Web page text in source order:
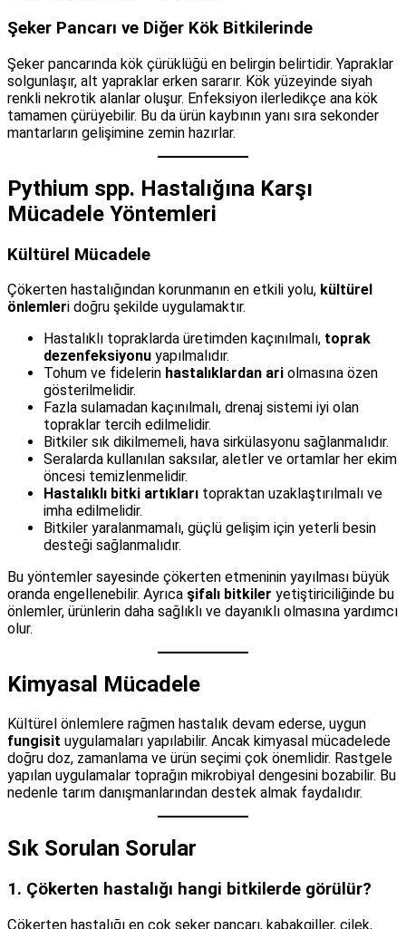
Şeker Pancarı ve Diğer Kök Bitkilerinde
Şeker pancarında kök çürüklüğü en belirgin belirtidir. Yapraklar
solgunlaşır, alt yapraklar erken sararır. Kök yüzeyinde siyah
renkli nekrotik alanlar oluşur. Enfeksiyon ilerledikçe ana kök
tamamen çürüyebilir. Bu da ürün kaybının yanı sıra sekonder
mantarların gelişimine zemin hazırlar.
Pythium spp. Hastalığına Karşı
Mücadele Yöntemleri
Kültürel Mücadele
Çökerten hastalığından korunmanın en etkili yolu, kültürel
önlemleri doğru şekilde uygulamaktır.
Hastalıklı topraklarda üretimden kaçınılmalı, toprak
dezenfeksiyonu yapılmalıdır.
Tohum ve fidelerin hastalıklardan ari olmasına özen
gösterilmelidir.
Fazla sulamadan kaçınılmalı, drenaj sistemi iyi olan
topraklar tercih edilmelidir.
Bitkiler sık dikilmemeli, hava sirkülasyonu sağlanmalıdır.
Seralarda kullanılan saksılar, aletler ve ortamlar her ekim
öncesi temizlenmelidir.
Hastalıklı bitki artıkları topraktan uzaklaştırılmalı ve
imha edilmelidir.
Bitkiler yaralanmamalı, güçlü gelişim için yeterli besin
desteği sağlanmalıdır.
Bu yöntemler sayesinde çökerten etmeninin yayılması büyük
oranda engellenebilir. Ayrıca şifalı bitkiler yetiştiriciliğinde bu
önlemler, ürünlerin daha sağlıklı ve dayanıklı olmasına yardımcı
olur.
Kimyasal Mücadele
Kültürel önlemlere rağmen hastalık devam ederse, uygun
fungisit uygulamaları yapılabilir. Ancak kimyasal mücadelede
doğru doz, zamanlama ve ürün seçimi çok önemlidir. Rastgele
yapılan uygulamalar toprağın mikrobiyal dengesini bozabilir. Bu
nedenle tarım danışmanlarından destek almak faydalıdır.
Sık Sorulan Sorular
1. Çökerten hastalığı hangi bitkilerde görülür?
Çökerten hastalığı en çok şeker pancarı, kabakgiller, çilek,